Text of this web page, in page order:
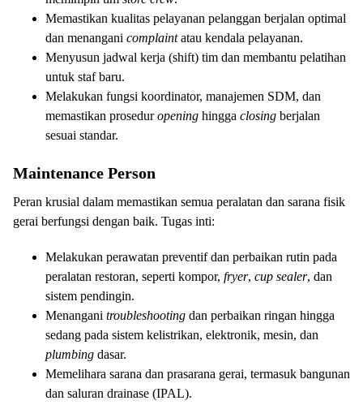
Memastikan kualitas pelayanan pelanggan berjalan optimal
dan menangani complaintatau kendala pelayanan.
Menyusun jadwal kerja (shift) tim dan membantu pelatihan
untuk staf baru.
Melakukan fungsi koordinator, manajemen SDM, dan
memastikan proseduropening hingga closing berjalan
sesuai standar.
Maintenance Person
Peran krusial dalam memastikan semua peralatan dan sarana fisik
gerai berfungsi dengan baik. Tugas inti:
Melakukan perawatan preventif dan perbaikan rutin pada
peralatan restoran, seperti kompor, fryer, cup sealer, dan
sistem pendingin.
Menangani troubleshooting dan perbaikan ringan hingga
sedang pada sistem kelistrikan, elektronik, mesin, dan
plumbing dasar.
Memelihara sarana dan prasarana gerai, termasuk bangunan
dan saluran drainase (IPAL).